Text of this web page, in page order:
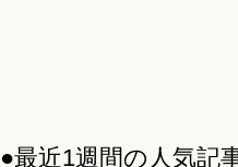
●最近1週間の人気記